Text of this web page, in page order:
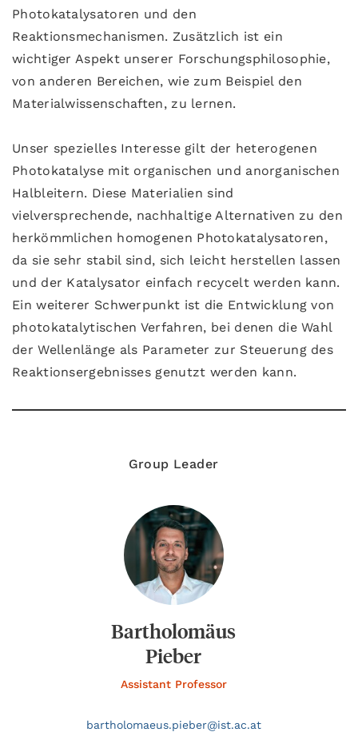
Photokatalysatoren und den
Reaktionsmechanismen. Zusätzlich ist ein
wichtiger Aspekt unserer Forschungsphilosophie,
von anderen Bereichen, wie zum Beispiel den
Materialwissenschaften, zu lernen.
Unser spezielles Interesse gilt der heterogenen
Photokatalyse mit organischen und anorganischen
Halbleitern. Diese Materialien sind
vielversprechende, nachhaltige Alternativen zu den
herkömmlichen homogenen Photokatalysatoren,
da sie sehr stabil sind, sich leicht herstellen lassen
und der Katalysator einfach recycelt werden kann.
Ein weiterer Schwerpunkt ist die Entwicklung von
photokatalytischen Verfahren, bei denen die Wahl
der Wellenlänge als Parameter zur Steuerung des
Reaktionsergebnisses genutzt werden kann.
Group Leader
Bartholomäus
Pieber
Assistant Professor
bartholomaeus.pieber@ist.ac.at